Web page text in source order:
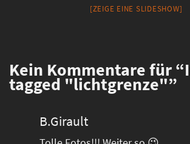
[ZEIGE EINE SLIDESHOW]
Kein Kommentare für
tagged "lichtgrenze"”
B.Girault